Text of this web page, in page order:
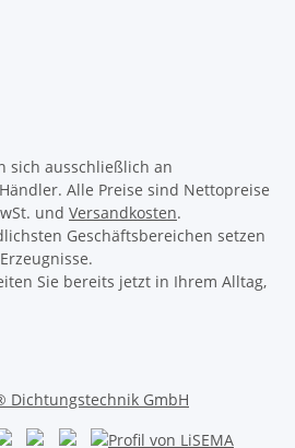
sich ausschließlich an
Alle Preise sind Nettopreise
und Versandkosten.
Geschäftsbereichen setzen
Sie bereits jetzt in Ihrem Alltag,